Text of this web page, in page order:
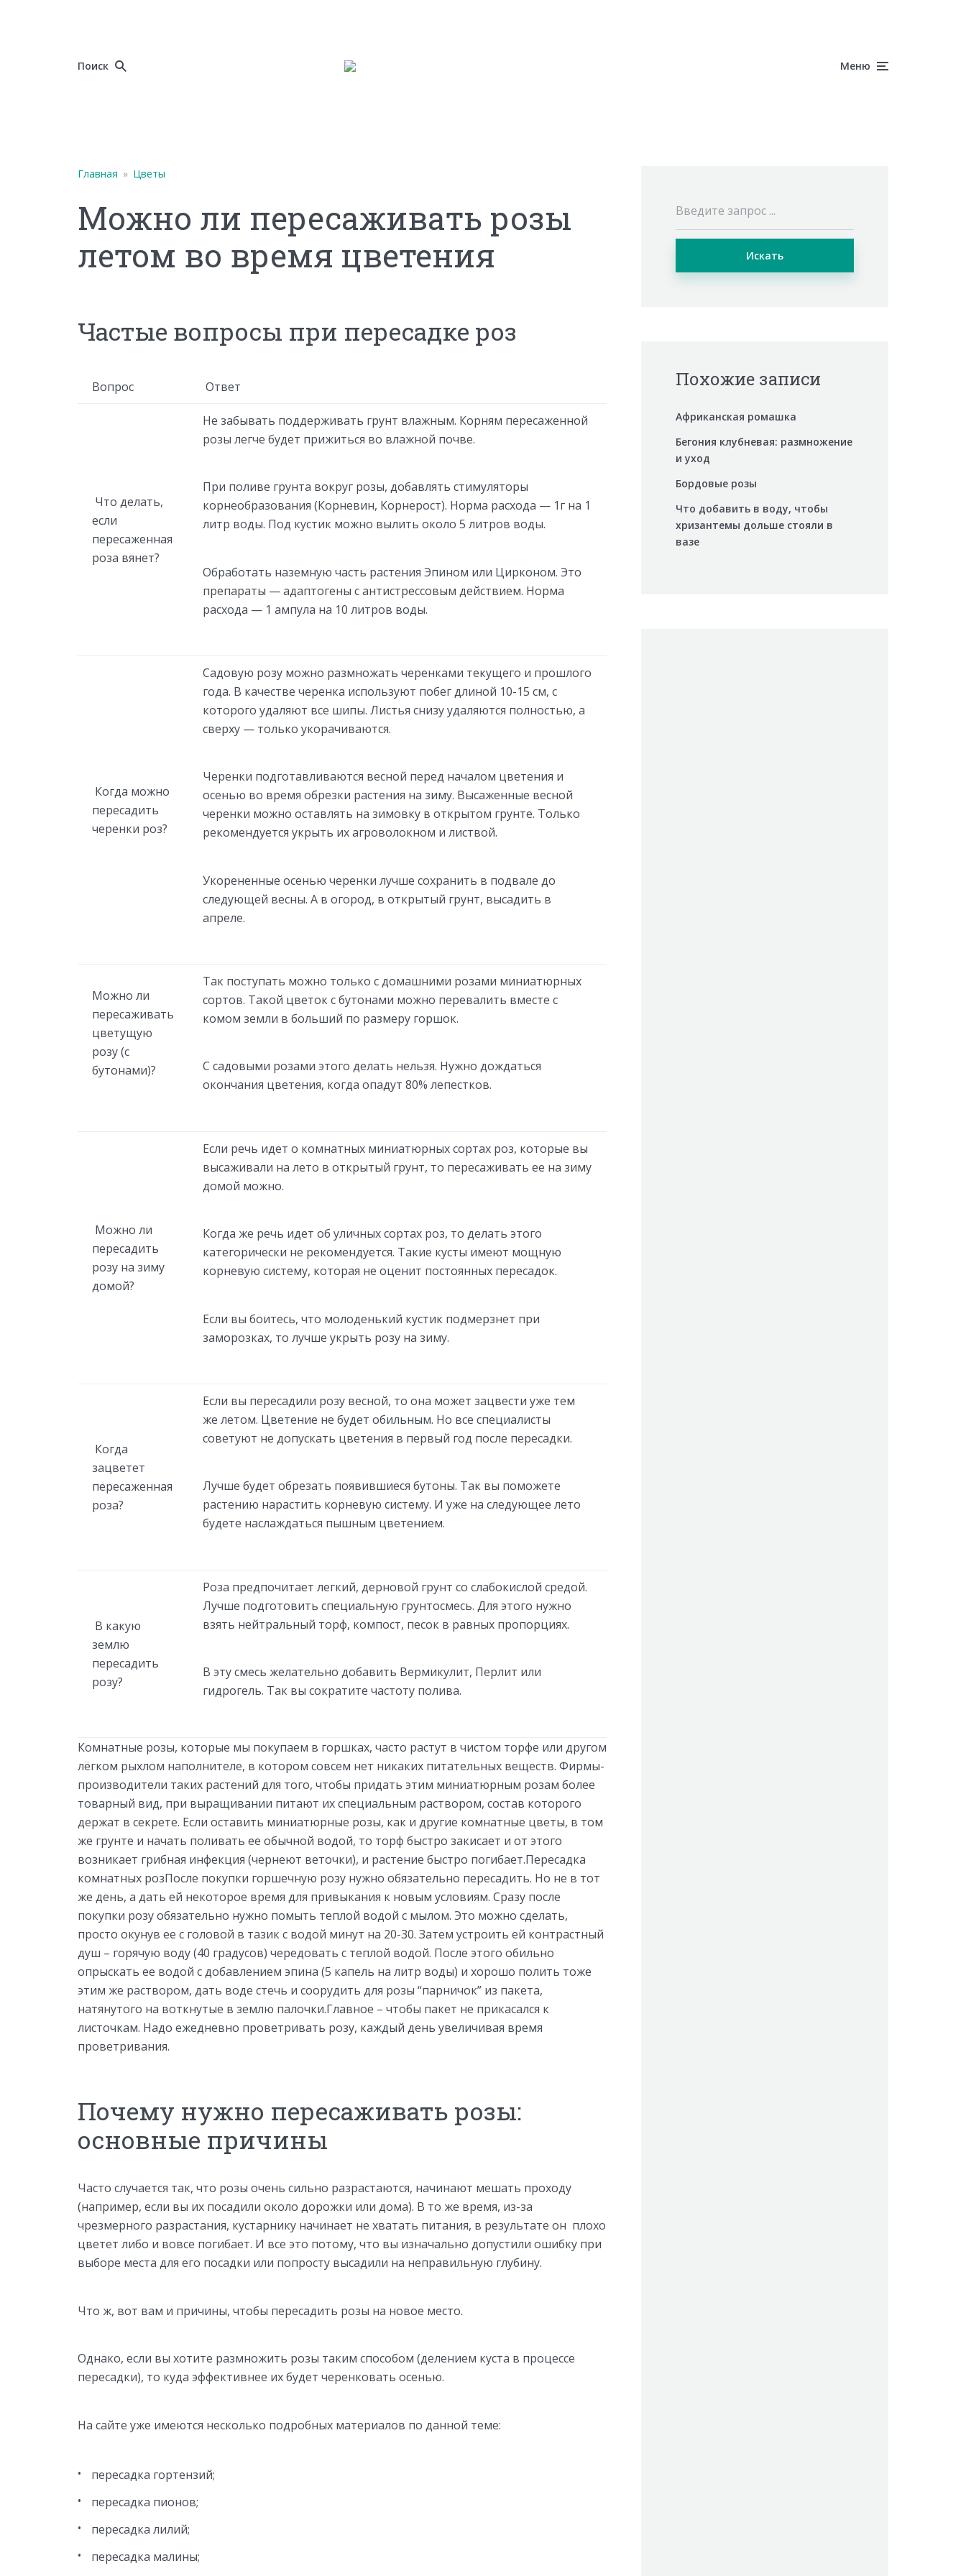
Поиск Меню
Главная » Цветы
Можно ли пересаживать розы
летом во время цветения
Частые вопросы при пересадке роз
Вопрос Ответ
Что делать,
если
пересаженная
роза вянет?
Не забывать поддерживать грунт влажным. Корням пересаженной
розы легче будет прижиться во влажной почве.
При поливе грунта вокруг розы, добавлять стимуляторы
корнеобразования (Корневин, Корнерост). Норма расхода — 1г на 1
литр воды. Под кустик можно вылить около 5 литров воды.
Обработать наземную часть растения Эпином или Цирконом. Это
препараты — адаптогены с антистрессовым действием. Норма
расхода — 1 ампула на 10 литров воды.
Когда можно
пересадить
черенки роз?
Садовую розу можно размножать черенками текущего и прошлого
года. В качестве черенка используют побег длиной 10-15 см, с
которого удаляют все шипы. Листья снизу удаляются полностью, а
сверху — только укорачиваются.
Черенки подготавливаются весной перед началом цветения и
осенью во время обрезки растения на зиму. Высаженные весной
черенки можно оставлять на зимовку в открытом грунте. Только
рекомендуется укрыть их агроволокном и листвой.
Укорененные осенью черенки лучше сохранить в подвале до
следующей весны. А в огород, в открытый грунт, высадить в
апреле.
Можно ли
пересаживать
цветущую
розу (с
бутонами)?
Так поступать можно только с домашними розами миниатюрных
сортов. Такой цветок с бутонами можно перевалить вместе с
комом земли в больший по размеру горшок.
С садовыми розами этого делать нельзя. Нужно дождаться
окончания цветения, когда опадут 80% лепестков.
Можно ли
пересадить
розу на зиму
домой?
Если речь идет о комнатных миниатюрных сортах роз, которые вы
высаживали на лето в открытый грунт, то пересаживать ее на зиму
домой можно.
Когда же речь идет об уличных сортах роз, то делать этого
категорически не рекомендуется. Такие кусты имеют мощную
корневую систему, которая не оценит постоянных пересадок.
Если вы боитесь, что молоденький кустик подмерзнет при
заморозках, то лучше укрыть розу на зиму.
Когда
зацветет
пересаженная
роза?
Если вы пересадили розу весной, то она может зацвести уже тем
же летом. Цветение не будет обильным. Но все специалисты
советуют не допускать цветения в первый год после пересадки.
Лучше будет обрезать появившиеся бутоны. Так вы поможете
растению нарастить корневую систему. И уже на следующее лето
будете наслаждаться пышным цветением.
В какую
землю
пересадить
розу?
Роза предпочитает легкий, дерновой грунт со слабокислой средой.
Лучше подготовить специальную грунтосмесь. Для этого нужно
взять нейтральный торф, компост, песок в равных пропорциях.
В эту смесь желательно добавить Вермикулит, Перлит или
гидрогель. Так вы сократите частоту полива.
Комнатные розы, которые мы покупаем в горшках, часто растут в чистом торфе или другом
лёгком рыхлом наполнителе, в котором совсем нет никаких питательных веществ. Фирмы-
производители таких растений для того, чтобы придать этим миниатюрным розам более
товарный вид, при выращивании питают их специальным раствором, состав которого
держат в секрете. Если оставить миниатюрные розы, как и другие комнатные цветы, в том
же грунте и начать поливать ее обычной водой, то торф быстро закисает и от этого
возникает грибная инфекция (чернеют веточки), и растение быстро погибает.Пересадка
комнатных розПосле покупки горшечную розу нужно обязательно пересадить. Но не в тот
же день, а дать ей некоторое время для привыкания к новым условиям. Сразу после
покупки розу обязательно нужно помыть теплой водой с мылом. Это можно сделать,
просто окунув ее с головой в тазик с водой минут на 20-30. Затем устроить ей контрастный
душ – горячую воду (40 градусов) чередовать с теплой водой. После этого обильно
опрыскать ее водой с добавлением эпина (5 капель на литр воды) и хорошо полить тоже
этим же раствором, дать воде стечь и соорудить для розы “парничок” из пакета,
натянутого на воткнутые в землю палочки.Главное – чтобы пакет не прикасался к
листочкам. Надо ежедневно проветривать розу, каждый день увеличивая время
проветривания.
Почему нужно пересаживать розы:
основные причины
Часто случается так, что розы очень сильно разрастаются, начинают мешать проходу
(например, если вы их посадили около дорожки или дома). В то же время, из-за
чрезмерного разрастания, кустарнику начинает не хватать питания, в результате он плохо
цветет либо и вовсе погибает. И все это потому, что вы изначально допустили ошибку при
выборе места для его посадки или попросту высадили на неправильную глубину.
Что ж, вот вам и причины, чтобы пересадить розы на новое место.
Однако, если вы хотите размножить розы таким способом (делением куста в процессе
пересадки), то куда эффективнее их будет черенковать осенью.
На сайте уже имеются несколько подробных материалов по данной теме:
пересадка гортензий;
пересадка пионов;
пересадка лилий;
пересадка малины;
Искать
Похожие записи
Африканская ромашка
Бегония клубневая: размножение
и уход
Бордовые розы
Что добавить в воду, чтобы
хризантемы дольше стояли в
вазе